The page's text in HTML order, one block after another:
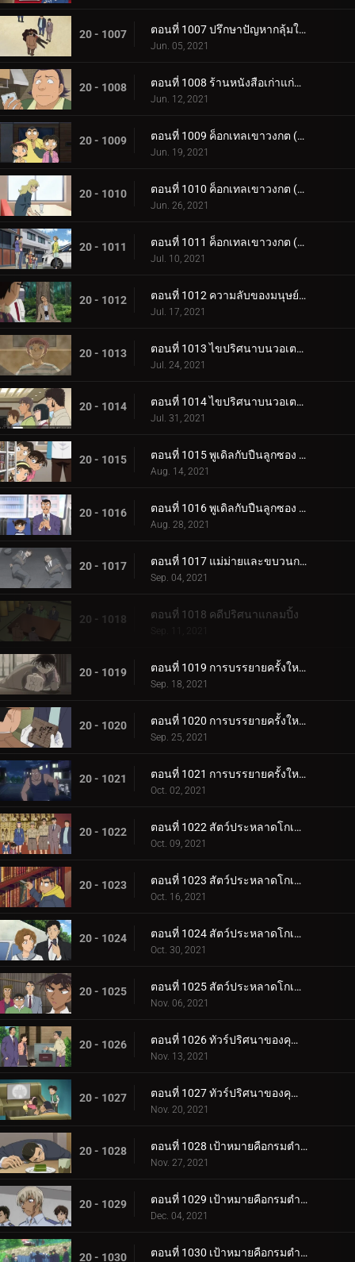
20 - 1007 ตอนที่ 1007 ปรึกษาปัญหากลุ้มใจกลางรายการวิทยุ (ภาคไขปริศนา)
Jun. 05, 2021
20 - 1008 ตอนที่ 1008 ร้านหนังสือเก่าแก่ที่ได้ยินเสียงหวูด 2
Jun. 12, 2021
20 - 1009 ตอนที่ 1009 ค็อกเทลเขาวงกต (ตอนแรก)
Jun. 19, 2021
20 - 1010 ตอนที่ 1010 ค็อกเทลเขาวงกต (ตอนกลาง)
Jun. 26, 2021
20 - 1011 ตอนที่ 1011 ค็อกเทลเขาวงกต (ตอนจบ)
Jul. 10, 2021
20 - 1012 ตอนที่ 1012 ความลับของมนุษย์แมลง
Jul. 17, 2021
20 - 1013 ตอนที่ 1013 ไขปริศนาบนวอเตอร์บัส (ตอนแรก)
Jul. 24, 2021
20 - 1014 ตอนที่ 1014 ไขปริศนาบนวอเตอร์บัส (ตอนจบ)
Jul. 31, 2021
20 - 1015 ตอนที่ 1015 พูเดิลกับปืนลูกซอง (ตอนแรก)
Aug. 14, 2021
20 - 1016 ตอนที่ 1016 พูเดิลกับปืนลูกซอง (ตอนจบ)
Aug. 28, 2021
20 - 1017 ตอนที่ 1017 แม่ม่ายและขบวนการนักสืบเยาวชน
Sep. 04, 2021
20 - 1018 ตอนที่ 1018 คดีปริศนาแกลมปิ้ง
Sep. 11, 2021
20 - 1019 ตอนที่ 1019 การบรรยายครั้งใหญ่ของโมริ โคโกโร่ (ตอนแรก)
Sep. 18, 2021
20 - 1020 ตอนที่ 1020 การบรรยายครั้งใหญ่ของโมริ โคโกโร่ (ตอนกลาง)
Sep. 25, 2021
20 - 1021 ตอนที่ 1021 การบรรยายครั้งใหญ่ของโมริ โคโกโร่ (ตอนจบ)
Oct. 02, 2021
20 - 1022 ตอนที่ 1022 สัตว์ประหลาดโกเมล่า ปะทะ คาเมนไยบะ (ปฐมบท)
Oct. 09, 2021
20 - 1023 ตอนที่ 1023 สัตว์ประหลาดโกเมล่า ปะทะ คาเมนไยบะ (ทำลาย)
Oct. 16, 2021
20 - 1024 ตอนที่ 1024 สัตว์ประหลาดโกเมล่า ปะทะ คาเมนไยบะ (ไล่ล่า)
Oct. 30, 2021
20 - 1025 ตอนที่ 1025 สัตว์ประหลาดโกเมล่า ปะทะ คาเมนไยบะ (บทสรุป)
Nov. 06, 2021
20 - 1026 ตอนที่ 1026 ทัวร์ปริศนาของคุณหนูคางะ (ตอนแรก)
Nov. 13, 2021
20 - 1027 ตอนที่ 1027 ทัวร์ปริศนาของคุณหนูคางะ (ตอนจบ)
Nov. 20, 2021
20 - 1028 ตอนที่ 1028 เป้าหมายคือกรมตำรวจนครบาลแผนกจราจร (ตอนแรก)
Nov. 27, 2021
20 - 1029 ตอนที่ 1029 เป้าหมายคือกรมตำรวจนครบาลแผนกจราจร (ตอนสอง)
Dec. 04, 2021
20 - 1030 ตอนที่ 1030 เป้าหมายคือกรมตำรวจนครบาลแผนกจราจร (ตอนสาม)